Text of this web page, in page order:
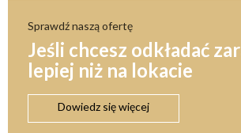
Sprawdź naszą ofertę
Jeśli chcesz odkładać
lepiej niż na lokacie
Dowiedz się więcej